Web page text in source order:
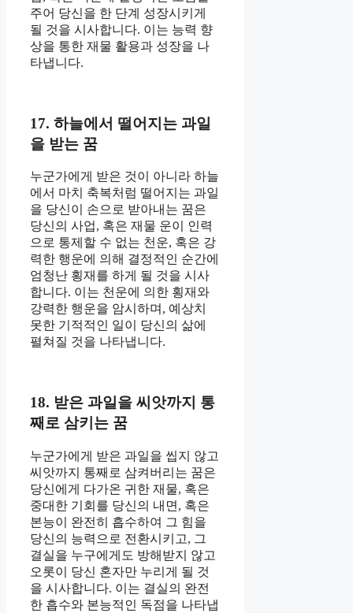
주어 당신을 한 단계 성장시키게
될 것을 시사합니다. 이는 능력 향
상을 통한 재물 활용과 성장을 나
타냅니다.
17. 하늘에서 떨어지는 과일
을 받는 꿈
누군가에게 받은 것이 아니라 하늘
에서 마치 축복처럼 떨어지는 과일
을 당신이 손으로 받아내는 꿈은
당신의 사업, 혹은 재물 운이 인력
으로 통제할 수 없는 천운, 혹은 강
력한 행운에 의해 결정적인 순간에
엄청난 횡재를 하게 될 것을 시사
합니다. 이는 천운에 의한 횡재와
강력한 행운을 암시하며, 예상치
못한 기적적인 일이 당신의 삶에
펼쳐질 것을 나타냅니다.
18. 받은 과일을 씨앗까지 통
째로 삼키는 꿈
누군가에게 받은 과일을 씹지 않고
씨앗까지 통째로 삼켜버리는 꿈은
당신에게 다가온 귀한 재물, 혹은
중대한 기회를 당신의 내면, 혹은
본능이 완전히 흡수하여 그 힘을
당신의 능력으로 전환시키고, 그
결실을 누구에게도 방해받지 않고
오롯이 당신 혼자만 누리게 될 것
을 시사합니다. 이는 결실의 완전
한 흡수와 본능적인 독점을 나타냅